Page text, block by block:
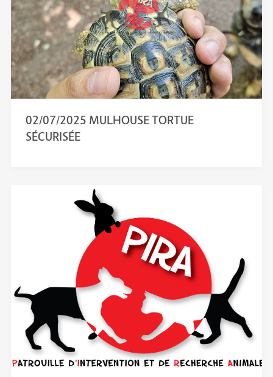
02/07/2025 MULHOUSE TORTUE
SÉCURISÉE